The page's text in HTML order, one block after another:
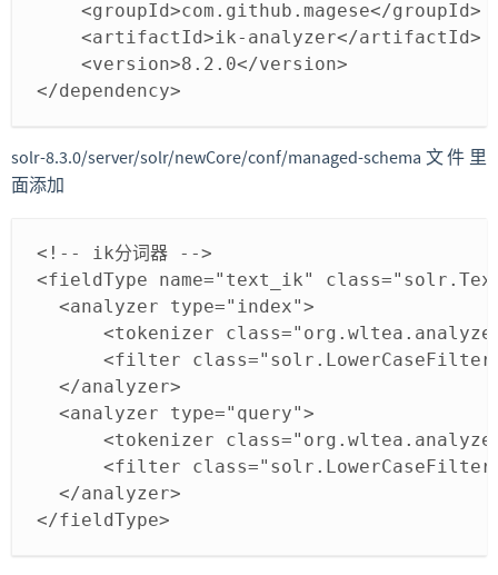
    <groupId>com.github.magese</groupId>
    <artifactId>ik-analyzer</artifactId>
    <version>8.2.0</version>
</dependency>
solr-8.3.0/server/solr/newCore/conf/managed-schema文件里
面添加
<!-- ik分词器 -->
<fieldType name="text_ik"
  <analyzer type="index">
<tokenizer
<filter
  </analyzer>
  <analyzer type="query">
<tokenizer
<filter
  </analyzer>
</fieldType>